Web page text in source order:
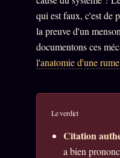
SOCIÉTÉ DES AMIS
L'Association
S'abonner GRATUIT
Lectures des sœurs
qui est faux, c'est de
la preuve d'un
documentons ces
l'anatomie d'une
Le verdict
Citation
a bien